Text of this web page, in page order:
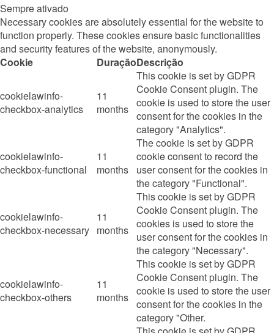
Sempre ativado
Necessary cookies are absolutely essential for the website to
function properly. These cookies ensure basic functionalities
and security features of the website, anonymously.
Cookie
DuraçãoDescrição
cookielawinfo-
checkbox-analytics
11
months
This cookie is set by GDPR
Cookie Consent plugin. The
cookie is used to store the user
consent for the cookies in the
category "Analytics".
cookielawinfo-
checkbox-functional
11
months
The cookie is set by GDPR
cookie consent to record the
user consent for the cookies in
the category "Functional".
cookielawinfo-
checkbox-necessary
11
months
This cookie is set by GDPR
Cookie Consent plugin. The
cookies is used to store the
user consent for the cookies in
the category "Necessary".
cookielawinfo-
checkbox-others
11
months
This cookie is set by GDPR
Cookie Consent plugin. The
cookie is used to store the user
consent for the cookies in the
category "Other.